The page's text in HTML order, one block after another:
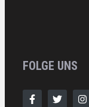
FOLGE UNS